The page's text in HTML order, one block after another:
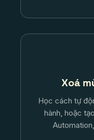
Xoá
Học cách tự
hành, hoặc